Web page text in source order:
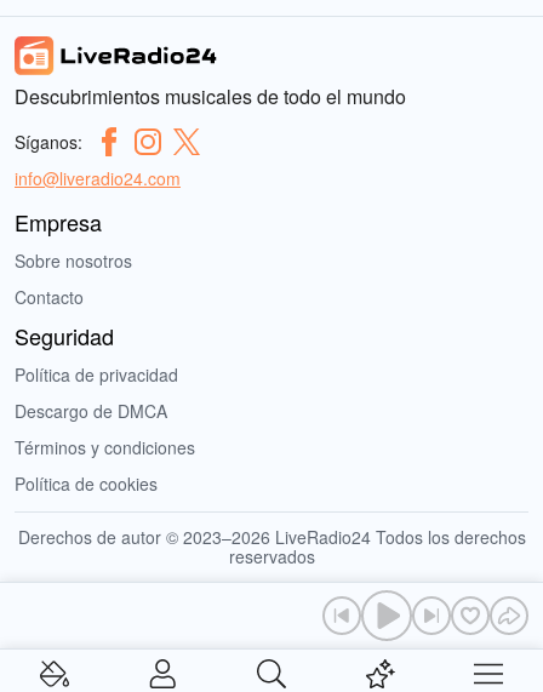
Descubrimientos musicales de todo el mundo
Síganos:
info@liveradio24.com
Empresa
Sobre nosotros
Contacto
Seguridad
Política de privacidad
Descargo de DMCA
Términos y condiciones
Política de cookies
Derechos de autor © 2023–2026 LiveRadio24 Todos los derechos
reservados